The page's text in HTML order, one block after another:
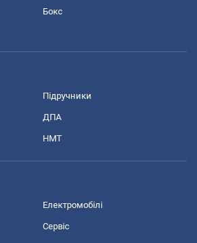
Бокс
Підручники
ДПА
НМТ
Електромобілі
Сервіс